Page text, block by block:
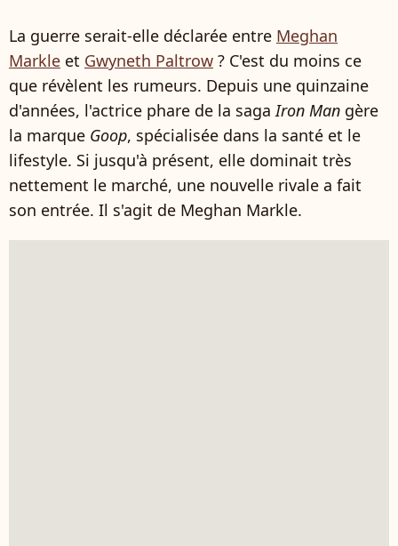
La guerre serait-elle déclarée entre Meghan
Markle et Gwyneth Paltrow ? C'est du moins ce
que révèlent les rumeurs. Depuis une quinzaine
d'années, l'actrice phare de la sagaIron Man gère
la marque Goop, spécialisée dans la santé et le
lifestyle. Si jusqu'à présent, elle dominait très
nettement le marché, une nouvelle rivale a fait
son entrée. Il s'agit de Meghan Markle.